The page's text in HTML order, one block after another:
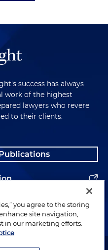
success has always
work of the highest
lawyers who revere
to their clients.
Holland & Knight LLP.
you agree to the storing
site navigation,
in our marketing efforts.